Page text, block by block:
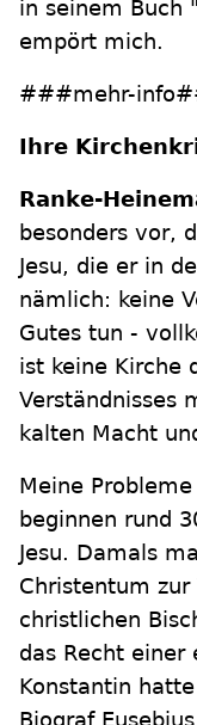
in seinem Buch
empört mich.
###mehr-
Ihre
Ranke-
besonders vor,
Jesu, die er in
nämlich: keine
Gutes tun -
ist keine Kirche
Verständnisses
kalten Macht
Meine
beginnen rund
Jesu. Damals
Christentum
christlichen
das Recht einer
Konstantin
Biograf